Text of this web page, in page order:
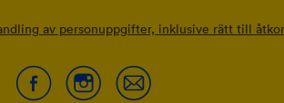
av personuppgifter, inklusive rätt till